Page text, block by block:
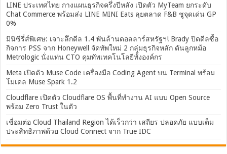
LINE ประเทศไทย กางแผนธุรกิจครึ่งปีหลัง เปิดตัว MyTeam ยกระดับ
Chat Commerce พร้อมส่ง LINE MINI Eats ลุยตลาด F&B ชูจุดเด่น GP
0%
มินิซีรี่ส์พิเศษ: เจาะลึกดีล 1.4 พันล้านดอลลาร์สหรัฐฯ! Brady ปิดดีลซื้อ
กิจการ PSS จาก Honeywell จัดทัพใหม่ 2 กลุ่มธุรกิจหลัก ดันลูกหม้อ
Metrologic นั่งแท่น CTO คุมทัพเทคโนโลยีทั้งองค์กร
Meta เปิดตัว Muse Code เครื่องมือ Coding Agent บน Terminal พร้อม
โมเดล Muse Spark 1.2
Cloudflare เปิดตัว Cloudflare OS พื้นที่ทำงาน AI แบบ Open Source
พร้อม Zero Trust ในตัว
เชื่อมต่อ Cloud Thailand Region ได้เร็วกว่า เสถียร ปลอดภัย แบบเต็ม
ประสิทธิภาพด้วย Cloud Connect จาก True IDC